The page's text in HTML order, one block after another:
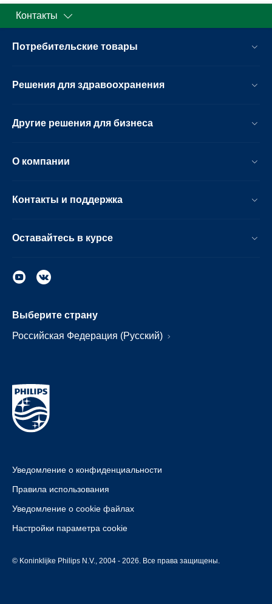
Контакты
Потребительские товары
Решения для здравоохранения
Другие решения для бизнеса
О компании
Контакты и поддержка
Оставайтесь в курсе
Выберите страну
Российская Федерация (Русский)
Уведомление о конфиденциальности
Правила использования
Уведомление о cookie файлах
Настройки параметра cookie
© Koninklijke Philips N.V., 2004 - 2026. Все права защищены.